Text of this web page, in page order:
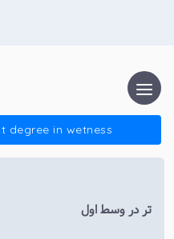
degree in wetness
تر در وسط اول